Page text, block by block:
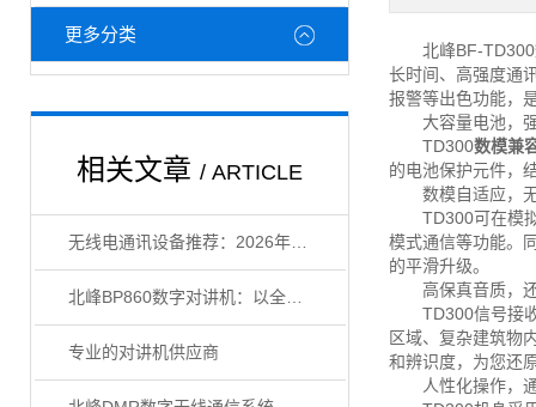
更多分类
相关文章 / ARTICLE
无线电通讯设备推荐：2026年值得买的5款高性价比机型
北峰BP860数字对讲机：以全场景性能构建大型活动通信协同体系
专业的对讲机供应商
北峰BF-TD300
长时间、高强度通
报警等出色功能，
大容量电池，强
TD300数模兼
的电池保护元件，
数模自适应，无
TD300可在模拟
模式通信等功能。
的平滑升级。
高保真音质，还
TD300信号接收
区域、复杂建筑物
和辨识度，为您还
人性化操作，通